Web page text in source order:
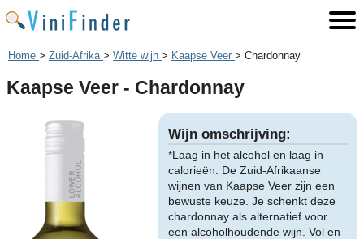
Home > Zuid-Afrika > Witte wijn > Kaapse Veer > Chardonnay
Kaapse Veer - Chardonnay
Wijn omschrijving:
*Laag in het alcohol en laag in
calorieën. De Zuid-Afrikaanse
wijnen van Kaapse Veer zijn een
bewuste keuze. Je schenkt deze
chardonnay als alternatief voor
een alcoholhoudende wijn. Vol en